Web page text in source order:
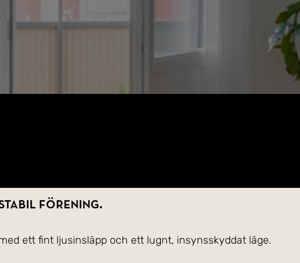
förening.
ett fint ljusinsläpp och ett lugnt, insynsskyddat läge.